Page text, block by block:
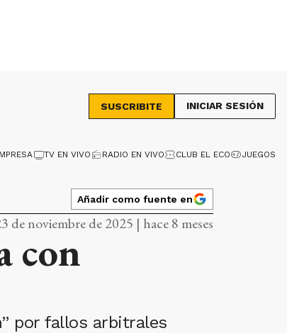
SUSCRIBITE INICIAR SESIÓN
TV EN VIVO RADIO EN VIVO CLUB EL ECO JUEGOS
Añadir como fuente en
de noviembre de 2025 | hace 8 meses
con
por fallos arbitrales